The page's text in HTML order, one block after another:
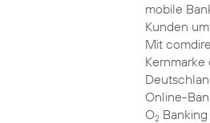
mobile
Kunden
Mit
Kernmarke
Online-
O2Banking